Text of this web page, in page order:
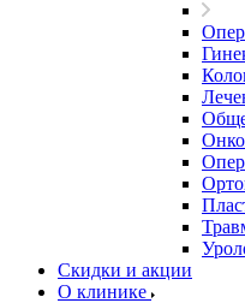
Скидки и акции
О клинике